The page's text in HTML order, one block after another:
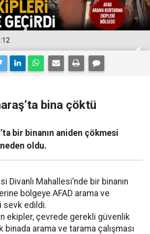
bina çöktü
bir binanın aniden çökmesi
oldu.
Divanlı Mahallesi’nde bir binanın
bölgeye AFAD arama ve
sevk edildi.
ekipler, çevrede gerekli güvenlik
binada arama ve tarama çalışması